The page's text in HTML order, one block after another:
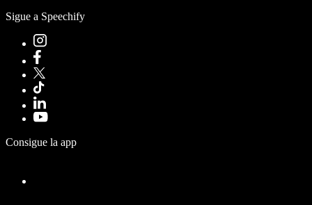
Sigue a Speechify
Consigue la app